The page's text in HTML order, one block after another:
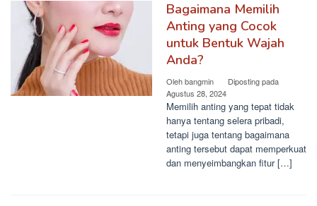
Bagaimana Memilih
Anting yang Cocok
untuk Bentuk Wajah
Anda?
Olehbangmin
Diposting pada
Agustus 28, 2024
Memilih anting yang tepat tidak
hanya tentang selera pribadi,
tetapi juga tentang bagaimana
anting tersebut dapat memperkuat
dan menyeimbangkan fitur […]